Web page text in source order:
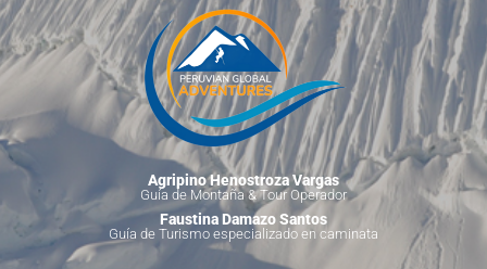
Agripino Henostroza Vargas
Guía de Montaña & Tour Operador
Faustina Damazo Santos
Guía de Turismo especializado en caminata